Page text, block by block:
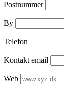
Postnummer
By
Telefon
Kontakt email
Web